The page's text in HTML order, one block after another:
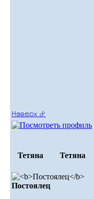
Наверх ⮵
Тетяна Тетяна
Постоялец